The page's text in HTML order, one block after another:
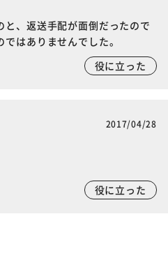
、返送手配が面倒だったので
はありませんでした。
役に立った
2017/04/28
役に立った